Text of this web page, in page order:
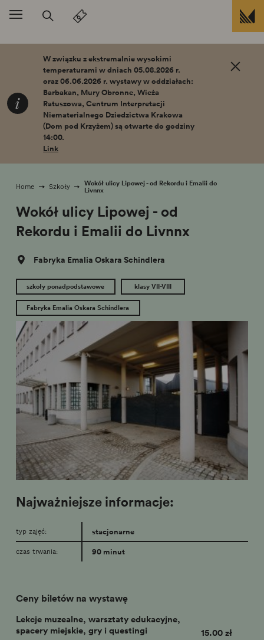
Przejdź do treści
W związku z ekstremalnie wysokimi
temperaturami w dniach 05.08.2026 r.
oraz 06.06.2026 r. wystawy w oddziałach:
Barbakan, Mury Obronne, Wieża
Ratuszowa, Centrum Interpretacji
Niematerialnego Dziedzictwa Krakowa
(Dom pod Krzyżem) są otwarte do godziny
14:00.
Link
Home Szkoły Wokół ulicy Lipowej - od Rekordu i Emalii do
Livnnx
Wokół ulicy Lipowej - od
Rekordu i Emalii do Livnnx
Fabryka Emalia Oskara Schindlera
szkoły ponadpodstawowe
klasy VII-VIII
Fabryka Emalia Oskara Schindlera
Najważniejsze informacje:
typ zajęć: stacjonarne
czas trwania: 90 minut
Ceny biletów na wystawę
Lekcje muzealne, warsztaty edukacyjne,
spacery miejskie, gry i questingi
15.00 zł